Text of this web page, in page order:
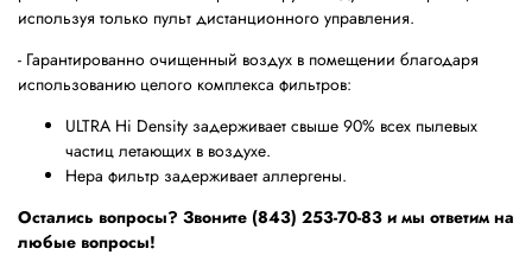
используя только пульт дистанционного управления.
- Гарантированно очищенный воздух в помещении благодаря
использованию целого комплекса фильтров:
ULTRA Hi Density задерживает свыше 90% всех пылевых
частиц летающих в воздухе.
Hepa фильтр задерживает аллергены.
Остались вопросы? Звоните (843) 253-70-83 и мы ответим на
любые вопросы!